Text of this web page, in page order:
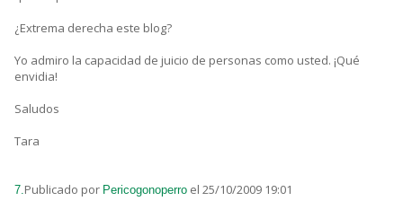
¿Extrema derecha este blog?
Yo admiro la capacidad de juicio de personas como usted. ¡Qué
envidia!
Saludos
Tara
7.Publicado por Pericogonoperro el 25/10/2009 19:01